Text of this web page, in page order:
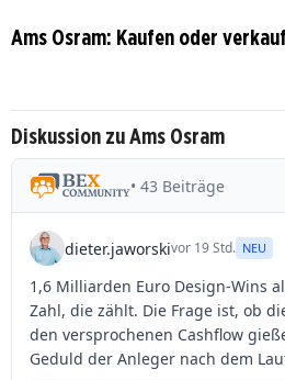
Ams Osram: Kaufen oder
Diskussion zu Ams Osram